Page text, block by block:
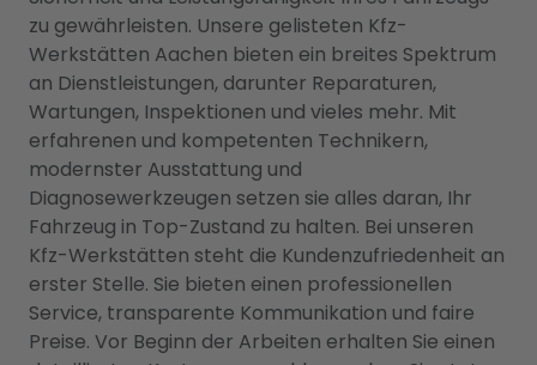
zu gewährleisten. Unsere gelisteten Kfz-
Werkstätten Aachen bieten ein breites Spektrum
an Dienstleistungen, darunter Reparaturen,
Wartungen, Inspektionen und vieles mehr. Mit
erfahrenen und kompetenten Technikern,
modernster Ausstattung und
Diagnosewerkzeugen setzen sie alles daran, Ihr
Fahrzeug in Top-Zustand zu halten. Bei unseren
Kfz-Werkstätten steht die Kundenzufriedenheit an
erster Stelle. Sie bieten einen professionellen
Service, transparente Kommunikation und faire
Preise. Vor Beginn der Arbeiten erhalten Sie einen